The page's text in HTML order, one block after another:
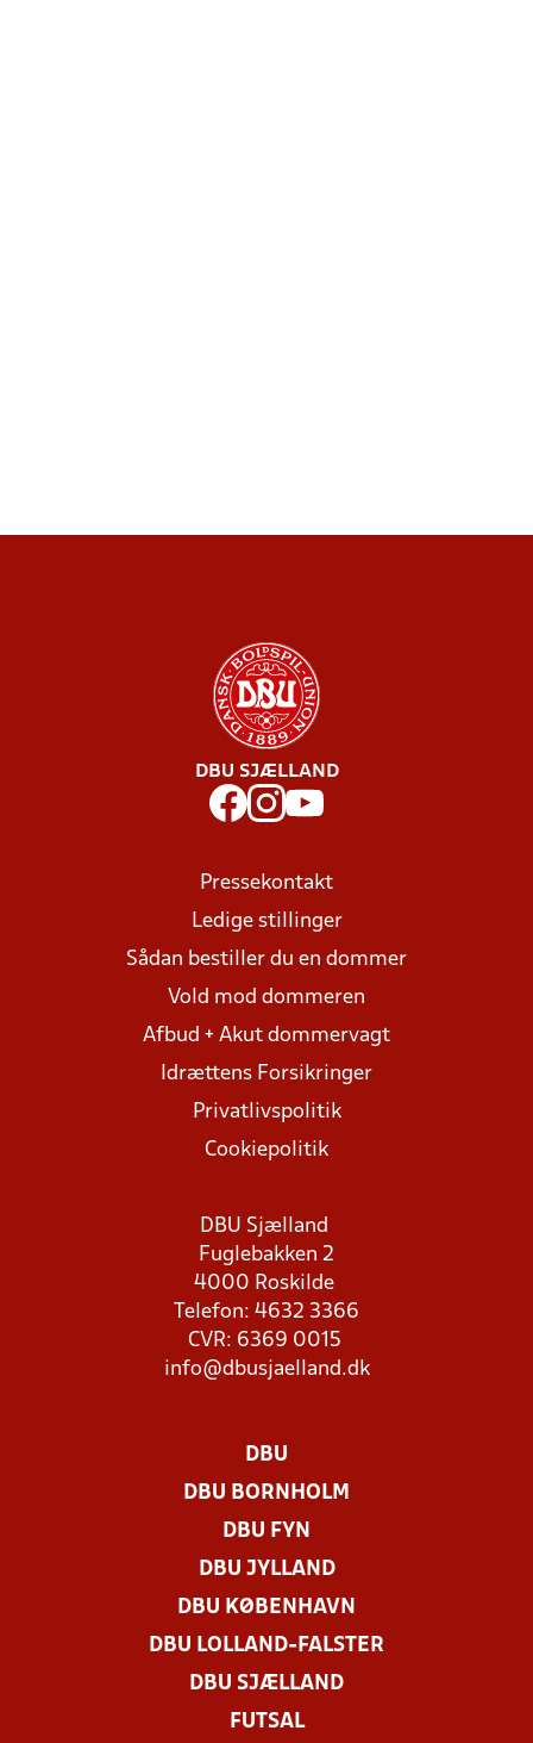
DBU SJÆLLAND
Pressekontakt
Ledige stillinger
Sådan bestiller du en dommer
Vold mod dommeren
Afbud + Akut dommervagt
Idrættens Forsikringer
Privatlivspolitik
Cookiepolitik
DBU Sjælland
Fuglebakken 2
4000 Roskilde
Telefon: 4632 3366
CVR: 6369 0015
info@dbusjaelland.dk
DBU
DBU BORNHOLM
DBU FYN
DBU JYLLAND
DBU KØBENHAVN
DBU LOLLAND-FALSTER
DBU SJÆLLAND
FUTSAL